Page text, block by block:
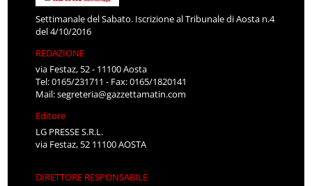
Settimanale del Sabato. Iscrizione al Tribunale di Aosta n.4
del 4/10/2016
REDAZIONE
via Festaz, 52 - 11100 Aosta
Tel: 0165/231711 - Fax: 0165/1820141
Mail:segreteria@gazzettamatin.com
Editore
LG PRESSE S.R.L.
via Festaz, 52 11100 AOSTA
DIRETTORE RESPONSABILE